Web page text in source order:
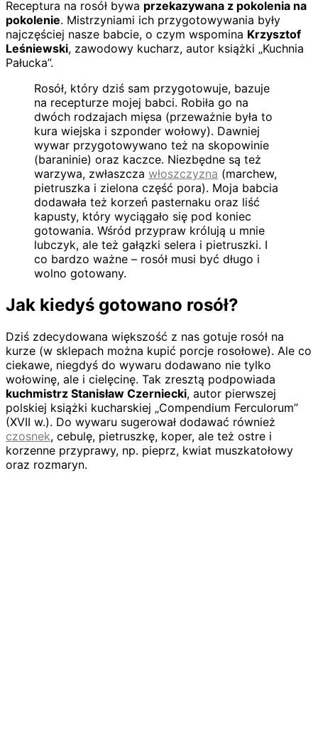
Receptura na rosół bywa przekazywana z pokolenia na
pokolenie. Mistrzyniami ich przygotowywania były
najczęściej nasze babcie, o czym wspomina Krzysztof
Leśniewski, zawodowy kucharz, autor książki „Kuchnia
Pałucka”.
Rosół, który dziś sam przygotowuje, bazuje
na recepturze mojej babci. Robiła go na
dwóch rodzajach mięsa (przeważnie była to
kura wiejska i szponder wołowy). Dawniej
wywar przygotowywano też na skopowinie
(baraninie) oraz kaczce. Niezbędne są też
warzywa, zwłaszcza włoszczyzna (marchew,
pietruszka i zielona część pora). Moja babcia
dodawała też korzeń pasternaku oraz liść
kapusty, który wyciągało się pod koniec
gotowania. Wśród przypraw królują u mnie
lubczyk, ale też gałązki selera i pietruszki. I
co bardzo ważne – rosół musi być długo i
wolno gotowany.
Jak kiedyś gotowano rosół?
Dziś zdecydowana większość z nas gotuje rosół na
kurze (w sklepach można kupić porcje rosołowe). Ale co
ciekawe, niegdyś do wywaru dodawano nie tylko
wołowinę, ale i cielęcinę. Tak zresztą podpowiada
kuchmistrz Stanisław Czerniecki, autor pierwszej
polskiej książki kucharskiej „Compendium Ferculorum”
(XVII w.). Do wywaru sugerował dodawać również
czosnek, cebulę, pietruszkę, koper, ale też ostre i
korzenne przyprawy, np. pieprz, kwiat muszkatołowy
oraz rozmaryn.